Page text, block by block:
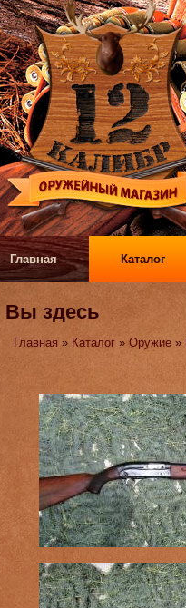
Главная Каталог
Вы здесь
Главная » Каталог »Оружие »